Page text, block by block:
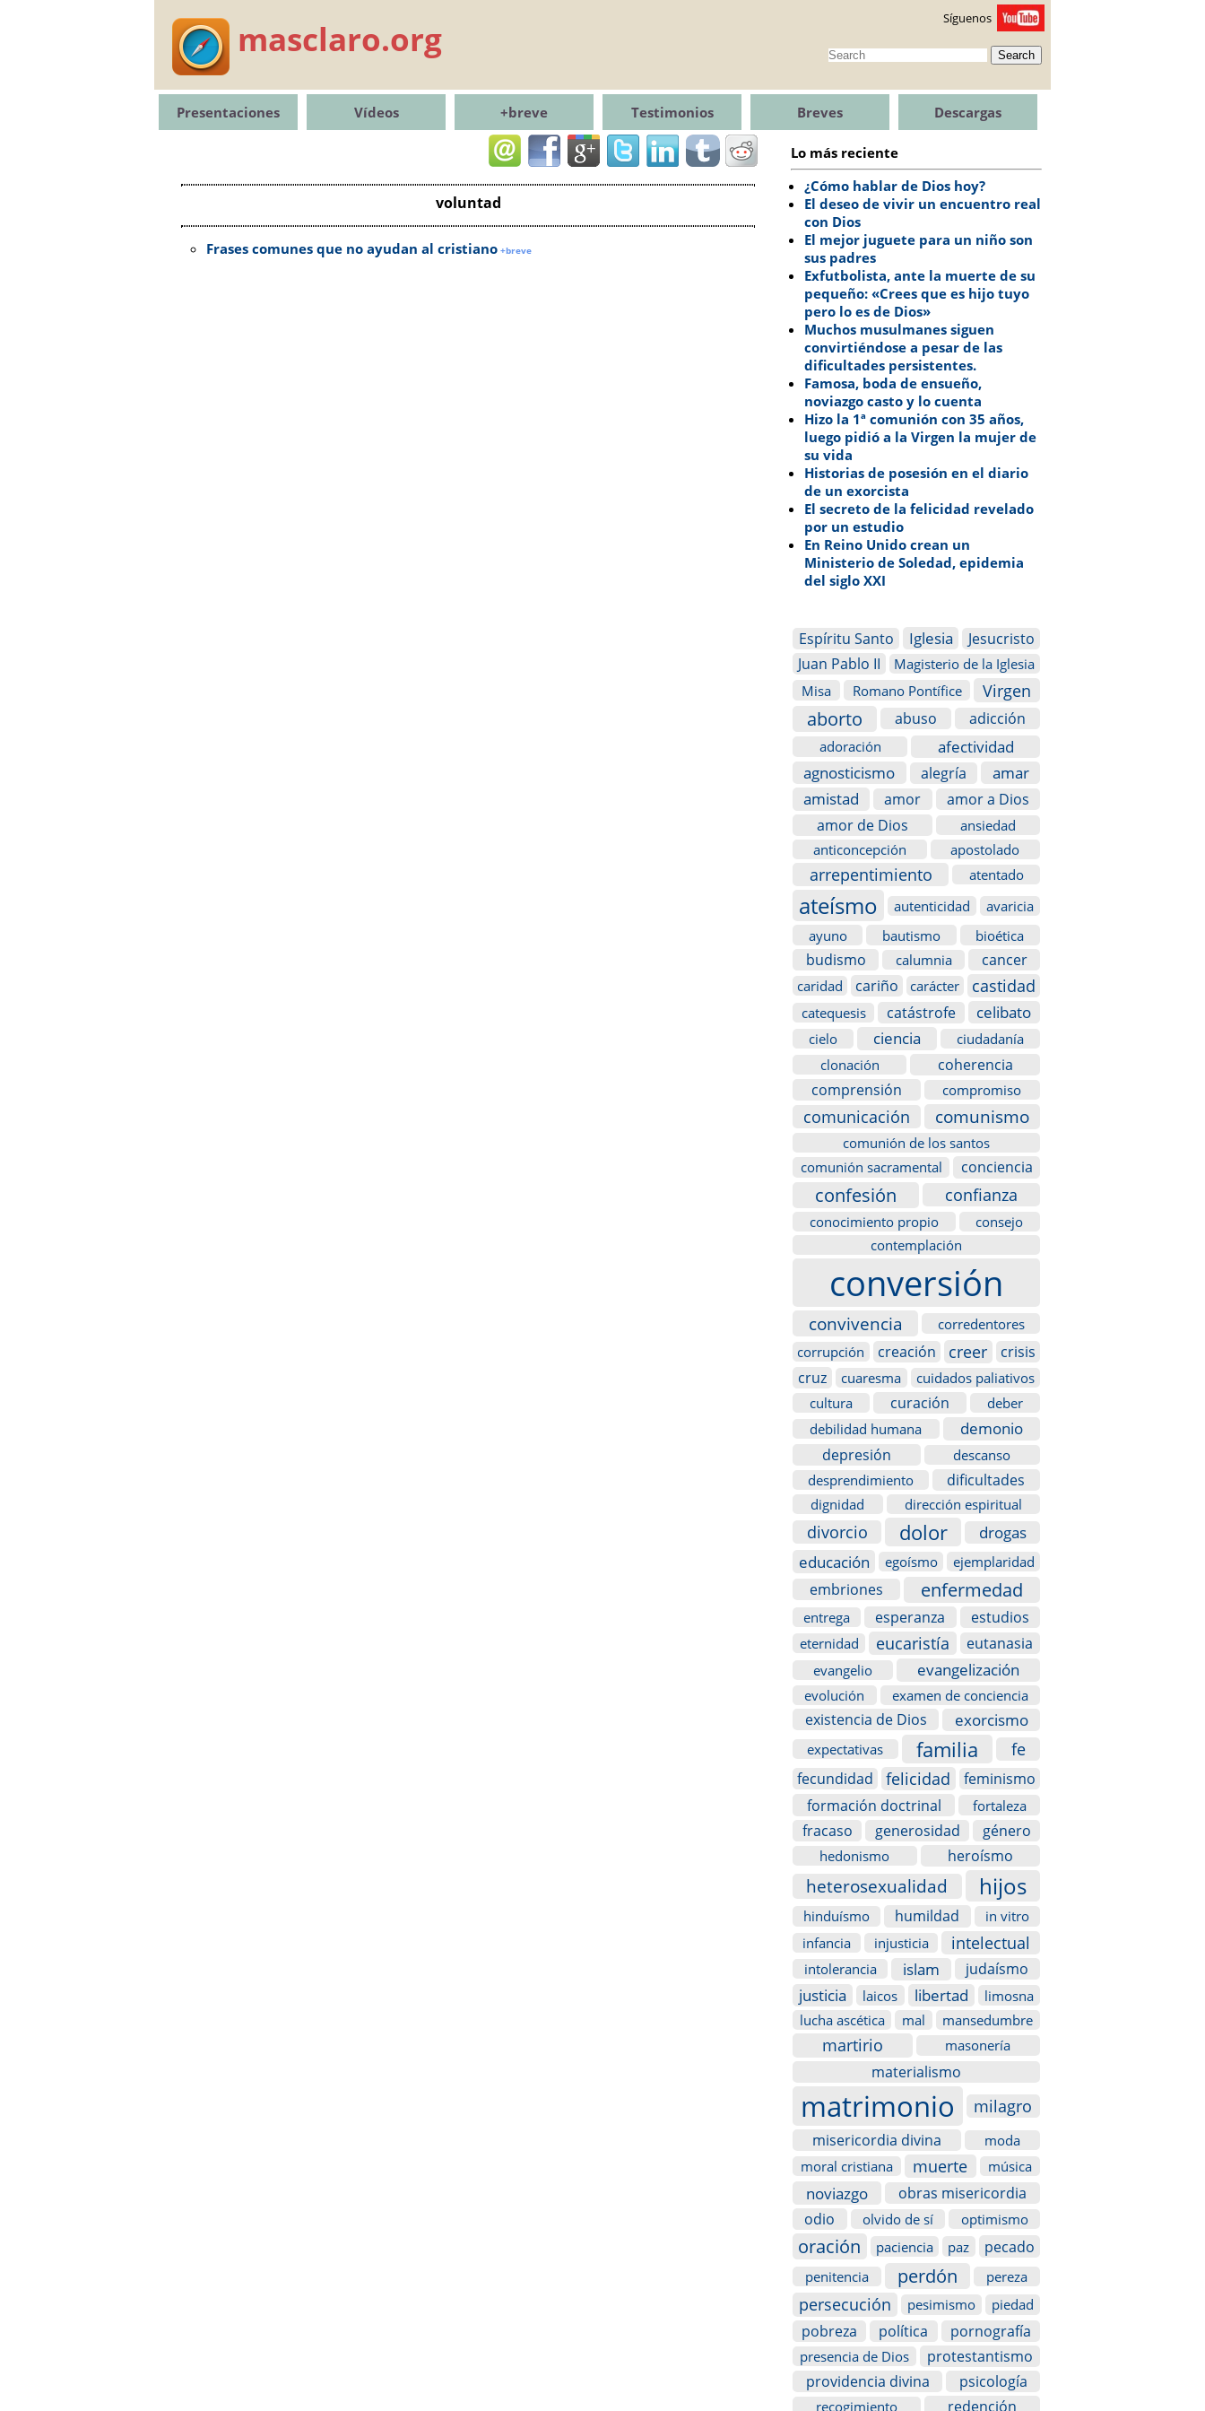
masclaro.org Síguenos
Search
Presentaciones Vídeos +breve Testimonios Breves Descargas
voluntad
Frases comunes que no ayudan al cristiano+breve
Lo más reciente
¿Cómo hablar de Dios hoy?
El deseo de vivir un encuentro real
con Dios
El mejor juguete para un niño son
sus padres
Exfutbolista, ante la muerte de su
pequeño: «Crees que es hijo tuyo
pero lo es de Dios»
Muchos musulmanes siguen
convirtiéndose a pesar de las
dificultades persistentes.
Famosa, boda de ensueño,
noviazgo casto y lo cuenta
Hizo la 1ª comunión con 35 años,
luego pidió a la Virgen la mujer de
su vida
Historias de posesión en el diario
de un exorcista
El secreto de la felicidad revelado
por un estudio
En Reino Unido crean un
Ministerio de Soledad, epidemia
del siglo XXI
Espíritu Santo Iglesia
Jesucristo
Juan Pablo II
Magisterio de la Iglesia
Misa
Romano Pontífice Virgen
aborto abuso adicción
adoración
afectividad
agnosticismo
alegría
amar
amistad
amor
amor a Dios
amor de Dios
ansiedad
anticoncepción
apostolado
arrepentimiento atentado
ateísmo autenticidad
avaricia
ayuno
bautismo bioética
budismo calumnia cancer
caridad cariño carácter castidad
catequesis catástrofe celibato
cielo ciencia
ciudadanía
clonación
coherencia
comprensión
compromiso
comunicación comunismo
comunión de los santos
comunión sacramental
conciencia
confesión confianza
conocimiento propio
consejo
contemplación
conversión
convivencia
corredentores
corrupción
creación creer
crisis
cruz
cuaresma
cuidados paliativos
cultura
curación
deber
debilidad humana
demonio
depresión
descanso
desprendimiento
dificultades
dignidad dirección espiritual
divorcio dolor
drogas
educación
egoísmo ejemplaridad
embriones enfermedad
entrega esperanza estudios
eternidad eucaristía eutanasia
evangelio evangelización
evolución examen de conciencia
existencia de Dios exorcismo
expectativas familia fe
fecundidad felicidad
feminismo
formación doctrinal
fortaleza
fracaso generosidad género
hedonismo heroísmo
heterosexualidad hijos
hinduísmo humildad
in vitro
infancia
injusticia intelectual
intolerancia islam judaísmo
justicia laicos libertad
limosna
lucha ascética
mal mansedumbre
martirio masonería
materialismo
matrimonio milagro
misericordia divina
moda
moral cristiana
muerte música
noviazgo
obras misericordia
odio
olvido de sí optimismo
oración paciencia paz pecado
penitencia perdón pereza
persecución pesimismo piedad
pobreza política pornografía
presencia de Dios
protestantismo
providencia divina
psicología
recogimiento redención